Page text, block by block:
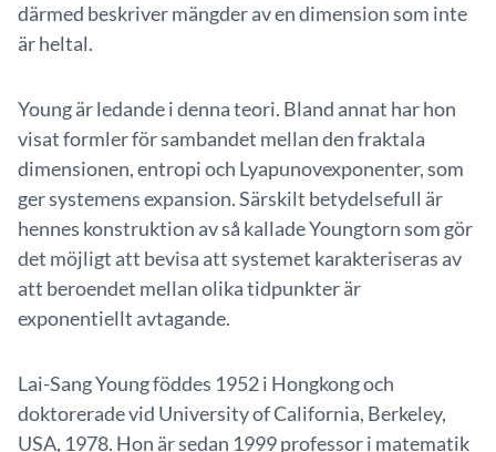
därmed beskriver mängder av en dimension som inte
är heltal.
Young är ledande i denna teori. Bland annat har hon
visat formler för sambandet mellan den fraktala
dimensionen, entropi och Lyapunovexponenter, som
ger systemens expansion. Särskilt betydelsefull är
hennes konstruktion av så kallade Youngtorn som gör
det möjligt att bevisa att systemet karakteriseras av
att beroendet mellan olika tidpunkter är
exponentiellt avtagande.
Lai-Sang Young föddes 1952 i Hongkong och
doktorerade vid University of California, Berkeley,
USA, 1978. Hon är sedan 1999 professor i matematik